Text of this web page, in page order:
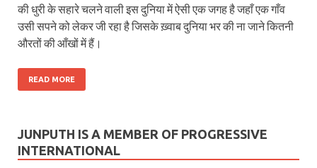
की धुरी के सहारे चलने वाली इस दुनिया में ऐसी एक जगह है जहाँ एक गाँव
उसी सपने को लेकर जी रहा है जिसके ख़्वाब दुनिया भर की ना जाने कितनी
औरतों की आँखों में हैं।
READ MORE
JUNPUTH IS A MEMBER OF PROGRESSIVE
INTERNATIONAL